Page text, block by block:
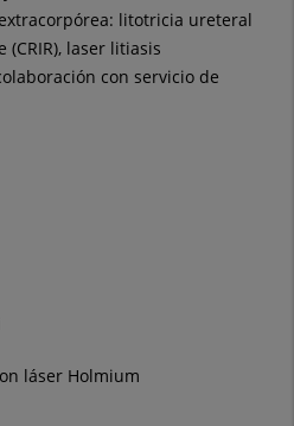
litotricia ureteral
laser litiasis
con servicio de
láser Holmium